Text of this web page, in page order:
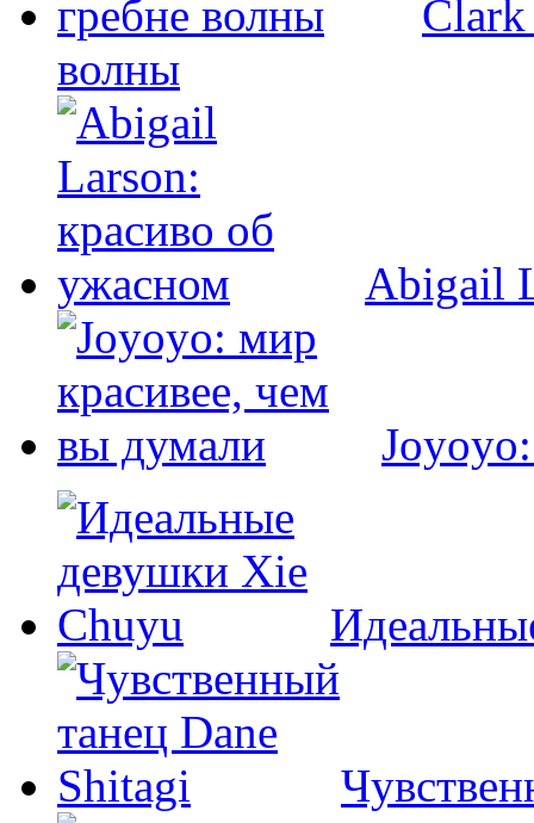
Clark
волны
Abigail